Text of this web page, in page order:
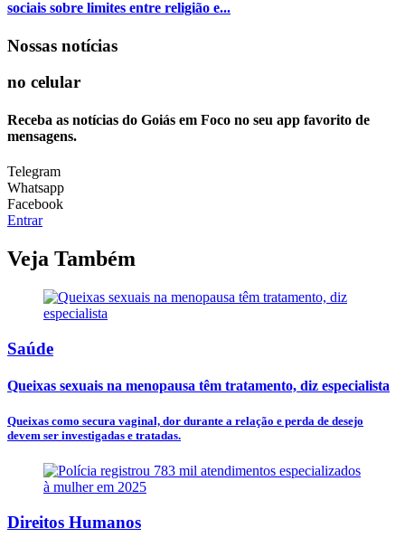
sociais sobre limites entre religião e...
Nossas notícias
no celular
Receba as notícias do Goiás em Foco no seu app favorito de
mensagens.
Telegram
Whatsapp
Facebook
Entrar
Veja Também
Saúde
Queixas sexuais na menopausa têm tratamento, diz especialista
Queixas como secura vaginal, dor durante a relação e perda de desejo
devem ser investigadas e tratadas.
Direitos Humanos